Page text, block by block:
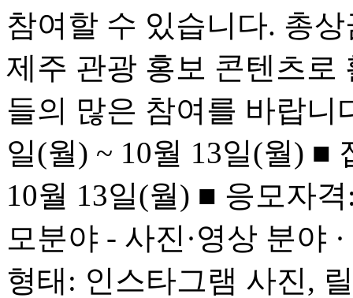
참여할 수 있습니다. 총
제주 관광 홍보 콘텐츠로
들의 많은 참여를 바랍니
일(월) ~ 10월 13일(월) ■
10월 13일(월) ■ 응모자
모분야 - 사진·영상 분야
형태: 인스타그램 사진,